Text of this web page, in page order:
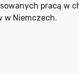
pracą w
w Niemczech.